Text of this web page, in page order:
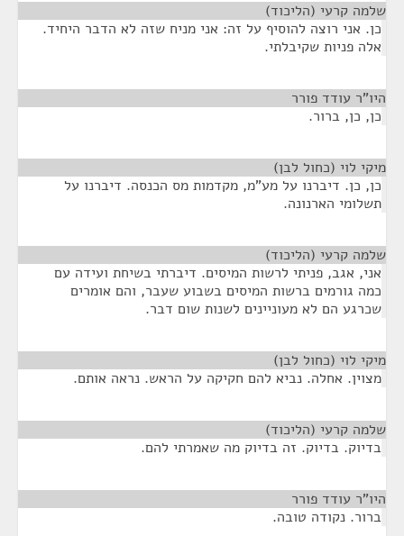
שלמה קרעי (הליכוד)
כן. אני רוצה להוסיף על זה: אני מניח שזה לא הדבר היחיד.
אלה פניות שקיבלתי.
היו"ר עודד פורר
כן, כן, ברור.
מיקי לוי (כחול לבן)
כן, כן. דיברנו על מע"מ, מקדמות מס הכנסה. דיברנו על
תשלומי הארנונה.
שלמה קרעי (הליכוד)
אני, אגב, פניתי לרשות המיסים. דיברתי בשיחת ועידה עם
כמה גורמים ברשות המיסים בשבוע שעבר, והם אומרים
שכרגע הם לא מעוניינים לשנות שום דבר.
מיקי לוי (כחול לבן)
מצוין. אחלה. נביא להם חקיקה על הראש. נראה אותם.
שלמה קרעי (הליכוד)
בדיוק. בדיוק. זה בדיוק מה שאמרתי להם.
היו"ר עודד פורר
ברור. נקודה טובה.